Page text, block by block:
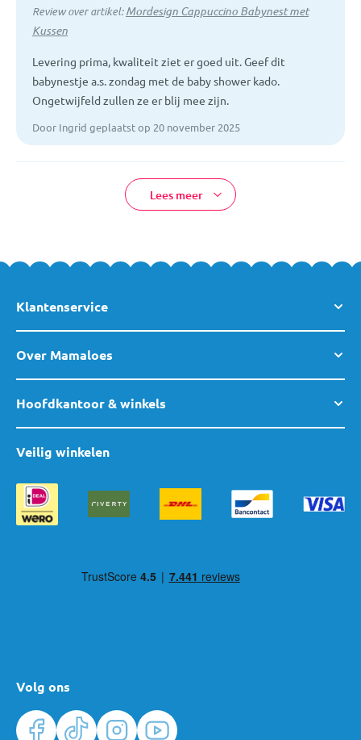
Review over artikel:Mordesign Cappuccino Babynest met
Kussen
Levering prima, kwaliteit ziet er goed uit. Geef dit
babynestje a.s. zondag met de baby shower kado.
Ongetwijfeld zullen ze er blij mee zijn.
Door Ingrid geplaatst op 20 november 2025
Lees meer
Klantenservice
Over Mamaloes
Hoofdkantoor & winkels
Volg ons
Veilig winkelen